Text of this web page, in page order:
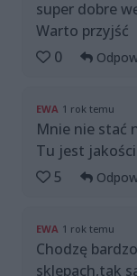
super dobre
Warto przyjść
0
EWA 1 rok temu
Mnie nie stać
Tu jest
5
EWA 1 rok temu
Chodzę
sklepach,tak